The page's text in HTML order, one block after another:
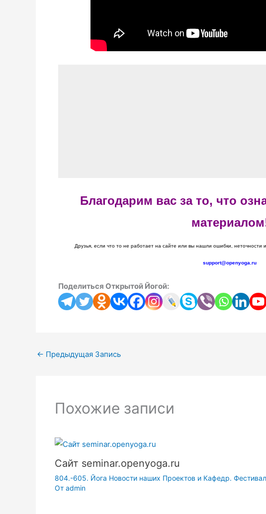
Благодарим вас за то, что
Друзья, если что то не работает на сайте или вы нашли ошибки, неточности
support@openyoga.ru
Поделиться Открытой Йогой:
← Предыдущая Запись
Похожие записи
Сайт seminar.openyoga.ru
804.-605. Йога Новости наших Проектов и Кафедр.
От admin